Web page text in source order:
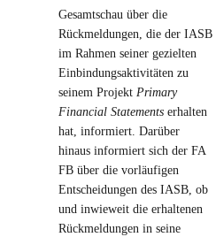
Gesamtschau über die
Rückmeldungen, die der IASB
im Rahmen seiner gezielten
Einbindungsaktivitäten zu
seinem Projekt Primary
Financial Statements erhalten
hat, informiert. Darüber
hinaus informiert sich der FA
FB über die vorläufigen
Entscheidungen des IASB, ob
und inwieweit die erhaltenen
Rückmeldungen in seine